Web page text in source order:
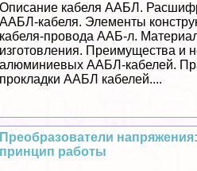
Описание кабеля ААБЛ.
ААБЛ-кабеля. Элементы
кабеля-провода ААБ-л.
изготовления. Преимущества и
алюминиевых ААБЛ-кабелей.
прокладки ААБЛ кабелей....
Преобразователи
принцип работы